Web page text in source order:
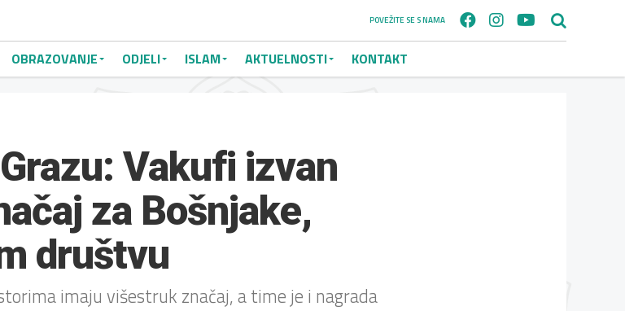
POVEŽITE SE S NAMA
OBRAZOVANJE ODJELI ISLAM AKTUELNOSTI KONTAKT
Vakufi izvan
za Bošnjake,
društvu
imaju višestruk značaj, a time je i nagrada